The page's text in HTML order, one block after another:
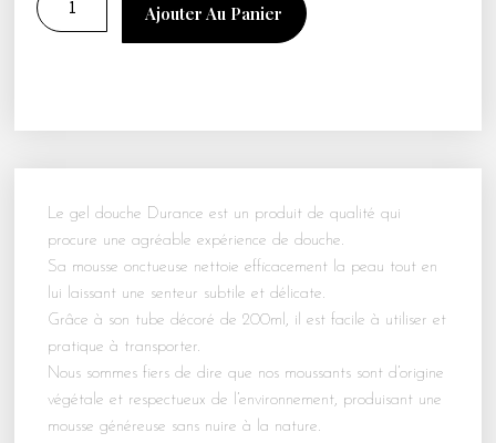
Ajouter Au Panier
Le gel douche Durance est un produit de qualité qui
procure une agréable expérience de douche.
Sa mousse onctueuse nettoie efficacement la peau tout en
lui laissant une senteur subtile et délicate.
Grâce à son tube décoré de 200ml, il est facile à utiliser et
pratique à transporter.
Nous sommes fiers de dire que nos moussants sont d’origine
végétale et respectueux de l’environnement, produisant une
mousse généreuse sans nuire à la nature.